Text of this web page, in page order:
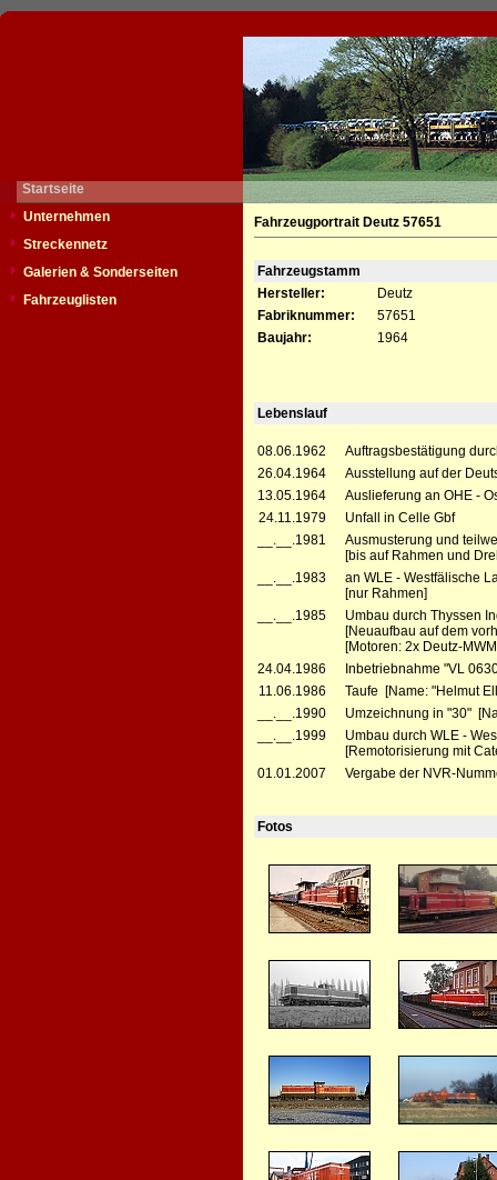
Startseite
Unternehmen
Streckennetz
Galerien & Sonderseiten
Fahrzeuglisten
Fahrzeugportrait Deutz 57651
Fahrzeugstamm
Hersteller:
Deutz
Fabriknummer:
57651
Baujahr:
1964
Lebenslauf
08.06.1962
Auftragsbestätigung
26.04.1964
Ausstellung auf der
13.05.1964
Auslieferung an OHE -
24.11.1979
Unfall in Celle Gbf
__.__.1981
Ausmusterung und
[bis auf Rahmen und
__.__.1983
an WLE - Westfälische
[nur Rahmen]
__.__.1985
Umbau durch Thyssen
[Neuaufbau auf dem
[Motoren: 2x Deutz-
24.04.1986
Inbetriebnahme "VL
11.06.1986
Taufe [Name: "Helmut
__.__.1990
Umzeichnung in "30"
__.__.1999
Umbau durch WLE -
[Remotorisierung mit
01.01.2007
Vergabe der NVR-
Fotos